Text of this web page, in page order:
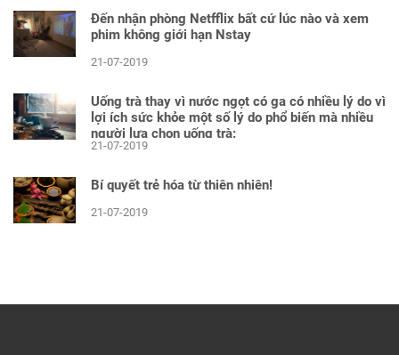
Đến nhận phòng Netfflix bất cứ lúc nào và xem
phim không giới hạn Nstay
21-07-2019
Uống trà thay vì nước ngọt có ga có nhiều lý do vì
lợi ích sức khỏe một số lý do phổ biến mà nhiều
người lựa chọn uống trà:
21-07-2019
Bí quyết trẻ hóa từ thiên nhiên!
21-07-2019